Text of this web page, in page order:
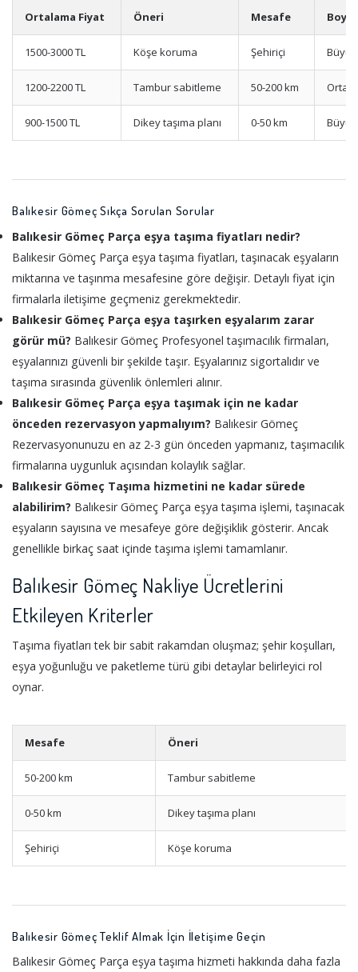
Ortalama Fiyat Öneri Mesafe
1500-3000 TL Köşe koruma Şehiriçi Büyük
1200-2200 TL Tambur sabitleme 50-200 km Orta
900-1500 TL Dikey taşıma planı 0-50 km Büyük
Balıkesir Gömeç Sıkça Sorulan Sorular
Balıkesir Gömeç Parça eşya taşıma fiyatları nedir?
Balıkesir Gömeç Parça eşya taşıma fiyatları, taşınacak eşyaların
miktarına ve taşınma mesafesine göre değişir. Detaylı fiyat için
firmalarla iletişime geçmeniz gerekmektedir.
Balıkesir Gömeç Parça eşya taşırken eşyalarım zarar
görür mü? Balıkesir Gömeç Profesyonel taşımacılık firmaları,
eşyalarınızı güvenli bir şekilde taşır. Eşyalarınız sigortalıdır ve
taşıma sırasında güvenlik önlemleri alınır.
Balıkesir Gömeç Parça eşya taşımak için ne kadar
önceden rezervasyon yapmalıyım? Balıkesir Gömeç
Rezervasyonunuzu en az 2-3 gün önceden yapmanız, taşımacılık
firmalarına uygunluk açısından kolaylık sağlar.
Balıkesir Gömeç Taşıma hizmetini ne kadar sürede
alabilirim? Balıkesir Gömeç Parça eşya taşıma işlemi, taşınacak
eşyaların sayısına ve mesafeye göre değişiklik gösterir. Ancak
genellikle birkaç saat içinde taşıma işlemi tamamlanır.
Balıkesir Gömeç Nakliye Ücretlerini
Etkileyen Kriterler
Taşıma fiyatları tek bir sabit rakamdan oluşmaz; şehir koşulları,
eşya yoğunluğu ve paketleme türü gibi detaylar belirleyici rol
oynar.
Mesafe Öneri
50-200 km Tambur sabitleme
0-50 km Dikey taşıma planı
Şehiriçi Köşe koruma
Balıkesir Gömeç Teklif Almak İçin İletişime Geçin
Balıkesir Gömeç Parça eşya taşıma hizmeti hakkında daha fazla